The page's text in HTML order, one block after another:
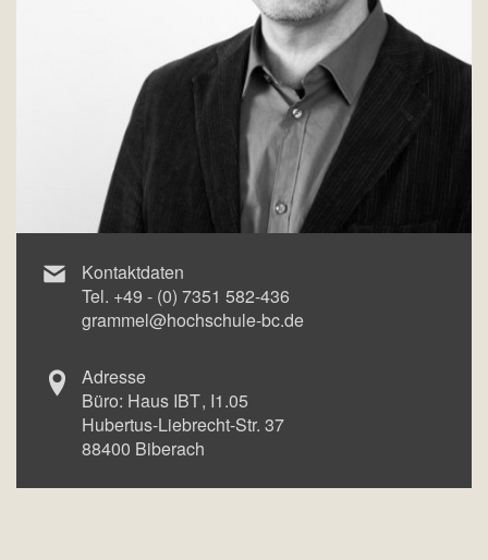
Kontaktdaten
Tel. +49 - (0) 7351 582-436
grammel@hochschule-bc.de
Adresse
Büro: Haus IBT I1.05
Hubertus-Liebrecht-Str. 37
88400 Biberach